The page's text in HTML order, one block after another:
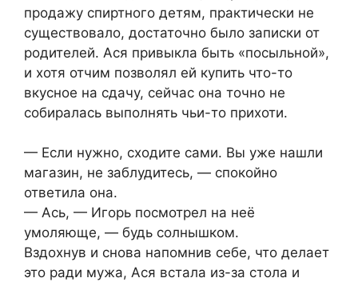
продажу спиртного детям, практически не
существовало, достаточно было записки от
родителей. Ася привыкла быть «посыльной»,
и хотя отчим позволял ей купить что-то
вкусное на сдачу, сейчас она точно не
собиралась выполнять чьи-то прихоти.
— Если нужно, сходите сами. Вы уже нашли
магазин, не заблудитесь, — спокойно
ответила она.
— Ась, — Игорь посмотрел на неё
умоляюще, — будь солнышком.
Вздохнув и снова напомнив себе, что делает
это ради мужа, Ася встала из-за стола и